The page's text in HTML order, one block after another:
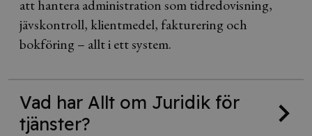
att hantera administration som tidredovisning,
jävskontroll, klientmedel, fakturering och
bokföring – allt i ett system.
Vad har Allt om Juridik för
tjänster?